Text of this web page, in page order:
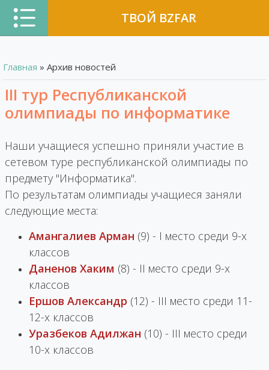
ТВОЙ BZFAR
Главная » Архив новостей
III тур Республиканской
олимпиады по информатике
Наши учащиеся успешно приняли участие в
сетевом туре республиканской олимпиады по
предмету "Информатика".
По результатам олимпиады учащиеся заняли
следующие места:
Амангалиев Арман (9) - I место среди 9-х
классов
Даненов Хаким (8) - II место среди 9-х
классов
Ершов Александр (12) - III место среди 11-
12-х классов
Уразбеков Адилжан (10) - III место среди
10-х классов